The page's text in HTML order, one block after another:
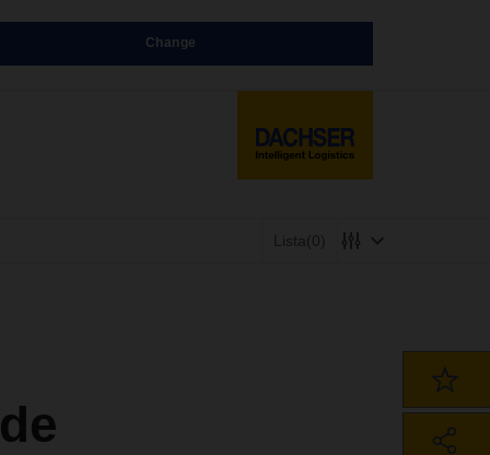
Change
Lista (0)